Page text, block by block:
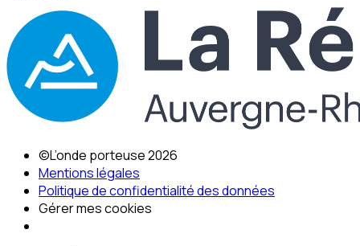
©L’onde porteuse 2026
Mentions légales
Politique de confidentialité des données
Gérer mes cookies